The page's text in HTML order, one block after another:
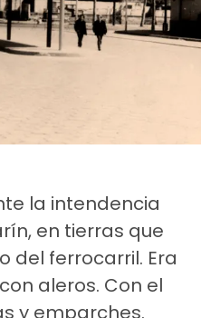
la intendencia
en tierras que
del ferrocarril. Era
aleros. Con el
y emparches.